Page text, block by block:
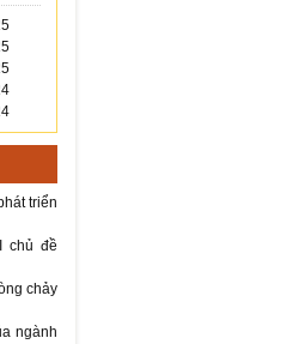
triển
chủ đề
chảy
ngành